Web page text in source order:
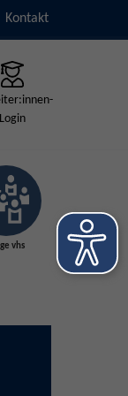
Kontakt
Login
vhs